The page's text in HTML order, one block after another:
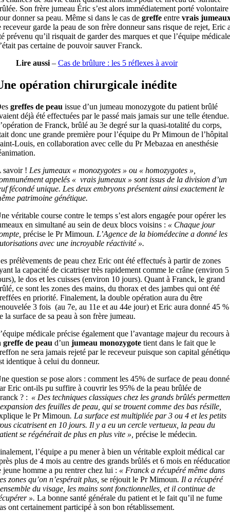
Son frère jumeau Éric s’est alors immédiatement porté volontaire
donner sa peau. Même si dans le cas de greffe entrevrais
receveur garde la peau de son frère donneur sans risque de rejet, Eric
prévenu qu’il risquait de garder des marques et que l’équipe médicale
pas certaine de pouvoir sauver Franck.
Lire aussi– Cas de brûlure : les 5 réflexes à avoir
opération chirurgicale inédite
greffes de peau issue d’un jumeau monozygote du patient brûlé
déjà été effectuées par le passé mais jamais sur une telle étendue.
de Franck, brûlé au 3e degré sur la quasi-totalité du corps,
donc une grande première pour l’équipe du Pr Mimoun de l’hôpital
Louis, en collaboration avec celle du Pr Mebazaa en anesthésie
savoir ! Les jumeaux « monozygotes » ou « homozygotes »,
appelés « vrais jumeaux » sont issus de la division d’un
fécondé unique. Les deux embryons présentent ainsi exactement le
patrimoine génétique.
véritable course contre le temps s’est alors engagée pour opérer les
en simultané au sein de deux blocs voisins : « Chaque jour
précise le Pr Mimoun. L’Agence de la biomédecine a donné les
avec une incroyable réactivité ».
prélèvements de peau chez Eric ont été effectués à partir de zones
la capacité de cicatriser très rapidement comme le crâne (environ 5
le dos et les cuisses (environ 10 jours). Quant à Franck, le grand
ce sont les zones des mains, du thorax et des jambes qui ont été
en priorité. Finalement, la double opération aura du être
3 fois (au 7e, au 11e et au 44e jour) et Eric aura donné 45 %
la surface de sa peau à son frère jumeau.
médicale précise également que l’avantage majeur du recours à
greffe de peau d’un jumeau monozygotetient dans le fait que le
ne sera jamais rejeté par le receveur puisque son capital
identique à celui du donneur.
question se pose alors : comment les 45% de surface de peau
Eric ont-ils pu suffire à couvrir les 95% de la peau brûlée de
? : « Des techniques classiques chez les grands brûlés
des feuilles de peau, qui se trouent comme des bas résille,
le Pr Mimoun. La surface est multipliée par 3 ou 4 et les petits
cicatrisent en 10 jours. Il y a eu un cercle vertueux, la peau du
se régénérait de plus en plus vite », précise le médecin.
l’équipe a pu mener à bien un véritable exploit médical car
plus de 4 mois au centre des grands brûlés et 6 mois en
jeune homme a pu rentrer chez lui : « Franck a récupéré même dans
zones qu’on n’espérait plus, se réjouit le Pr Mimoun. Il a récupéré
du visage, les mains sont fonctionnelles, et il continue de
». La bonne santé générale du patient et le fait qu’il ne fume
ont certainement participé à son bon rétablissement.